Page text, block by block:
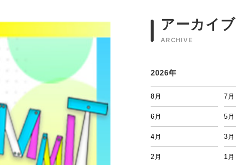
アーカイブ
ARCHIVE
2026年
8月 7月
6月 5月
4月 3月
2月 1月